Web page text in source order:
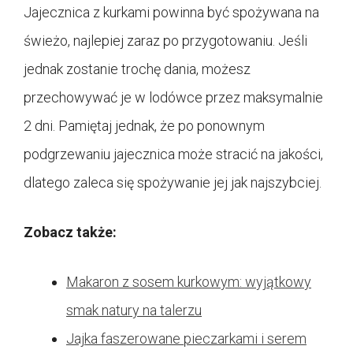
Jajecznica z kurkami powinna być spożywana na
świeżo, najlepiej zaraz po przygotowaniu. Jeśli
jednak zostanie trochę dania, możesz
przechowywać je w lodówce przez maksymalnie
2 dni. Pamiętaj jednak, że po ponownym
podgrzewaniu jajecznica może stracić na jakości,
dlatego zaleca się spożywanie jej jak najszybciej.
Zobacz także:
Makaron z sosem kurkowym: wyjątkowy
smak natury na talerzu
Jajka faszerowane pieczarkami i serem